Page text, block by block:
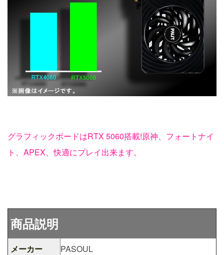
グラフィックボードはRTX 5060搭載!原神、フォートナイ
ト、APEX、快適にプレイ出来ます。
商品説明
メーカー
PASOUL